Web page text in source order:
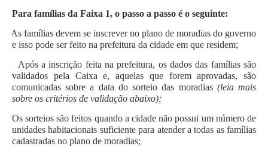
Para famílias da Faixa 1, o passo a passo é o seguinte:
As famílias devem se inscrever no plano de moradias do governo
e isso pode ser feito na prefeitura da cidade em que residem;
Após a inscrição feita na prefeitura, os dados das famílias são
validados pela Caixa e, aquelas que forem aprovadas, são
comunicadas sobre a data do sorteio das moradias (leia mais
sobre os critérios de validação abaixo);
Os sorteios são feitos quando a cidade não possui um número de
unidades habitacionais suficiente para atender a todas as famílias
cadastradas no plano de moradias;